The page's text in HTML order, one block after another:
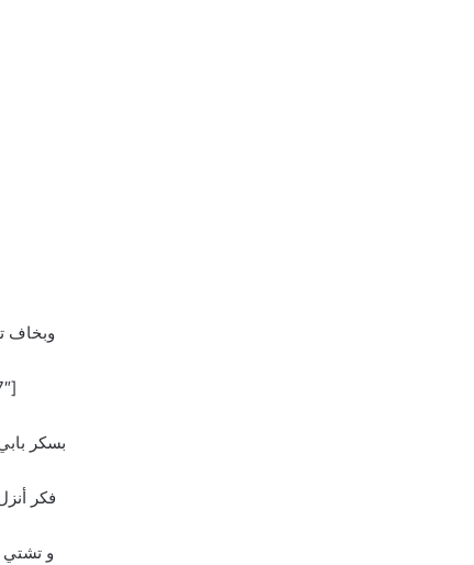
وبخاف
[the_ad id=”177″]
بسكر
فكر
و تشتي